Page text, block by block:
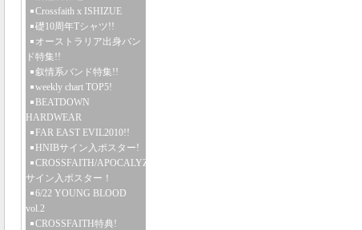
Crossfaith x ISHIZUE
礎10周年Tシャツ!!
オーストラリア出身バン
ド特集!!
叙情系バンド特集!!
weekly chart TOP5!
BEATDOWN
HARDWEAR
FAR EAST EVIL2010!!
HNIBサイン入ポスター!
CROSSFAITH/APOCALYZE
サイン入ポスター！
6/22 YOUNG BLOOD
vol.2
CROSSFAITH特典!